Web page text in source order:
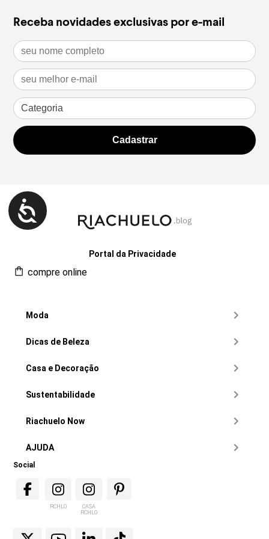
Receba novidades exclusivas por e-mail
Portal da Privacidade
compre online
Moda
Dicas de Beleza
Casa e Decoração
Sustentabilidade
Riachuelo Now
AJUDA
Social
RCHLO
CASA
RCHLO